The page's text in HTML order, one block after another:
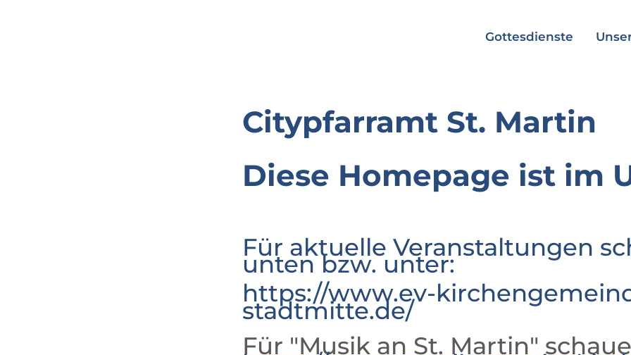
Gottesdienste
Citypfarramt St. Martin
Diese Homepage ist im
Für aktuelle Veranstaltungen
unten bzw. unter:
https://www.ev-
stadtmitte.de/
Für "Musik an St. Martin"